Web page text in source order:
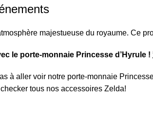
majestueuse du royaume. Ce
le porte-monnaie Princesse d’Hyrule !
à aller voir notre porte-monnaie
tous nos accessoires Zelda!